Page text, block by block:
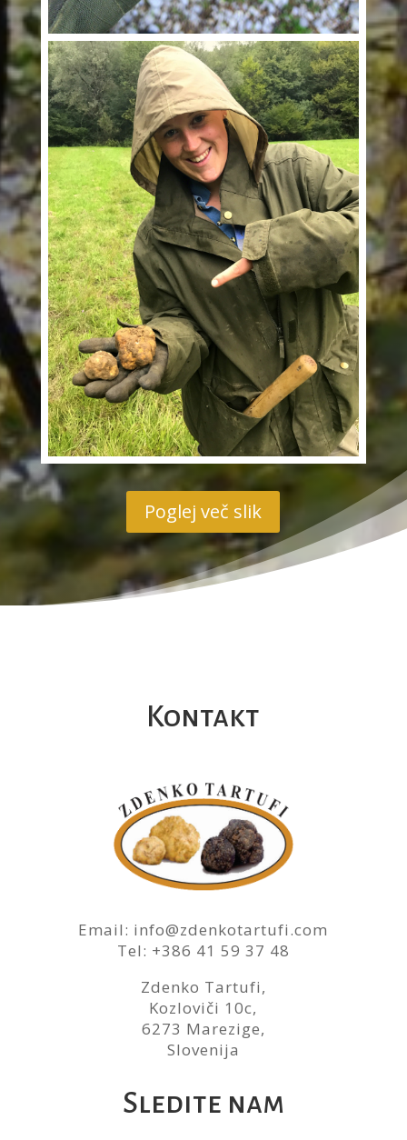
Poglej več slik
Kontakt
Email: info@zdenkotartufi.com
Tel: +386 41 59 37 48
Zdenko Tartufi,
Kozloviči 10c,
6273 Marezige,
Slovenija
Sledite nam